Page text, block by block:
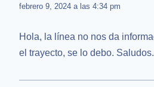
febrero 9, 2024 a las 4:34 pm
Hola, la línea no nos da
el trayecto, se lo debo. Saludos.